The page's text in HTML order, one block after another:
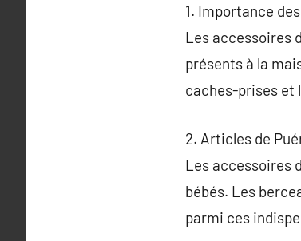
1. Importance
Les accessoires
présents à la
caches-prises et
2. Articles de
Les accessoires
bébés. Les
parmi ces